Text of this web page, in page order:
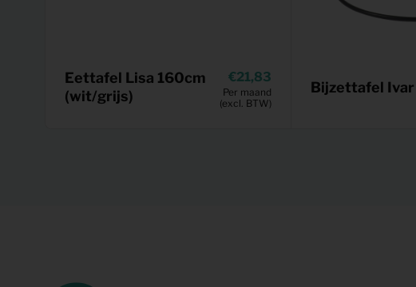
Eettafel Lisa 160cm
(wit/grijs)
21,83
Per maand
(excl. BTW)
Bijzettafel Ivar